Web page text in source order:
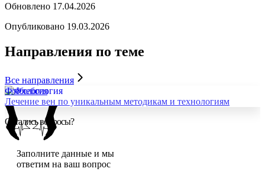
Обновлено 17.04.2026
Опубликовано 19.03.2026
Направления по теме
Все направления
Флебология
Лечение вен по уникальным методикам и технологиям
Остались вопросы?
Заполните данные и мы
ответим на ваш вопрос